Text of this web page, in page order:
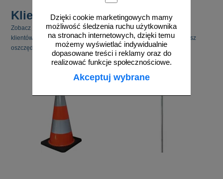
Dzięki cookie marketingowych mamy
możliwość śledzenia ruchu użytkownika
na stronach internetowych, dzięki temu
możemy wyświetlać indywidualnie
dopasowane treści i reklamy oraz do
realizować funkcje społecznościowe.
Akceptuj wybrane
Klienci kupili również
Zobacz jakie inne produkty cieszyły się zainteresowaniem naszych
klientów. Pamiętaj, że kupując kilka produktów jednocześnie możesz
oszczędzić na kosztach transportu.